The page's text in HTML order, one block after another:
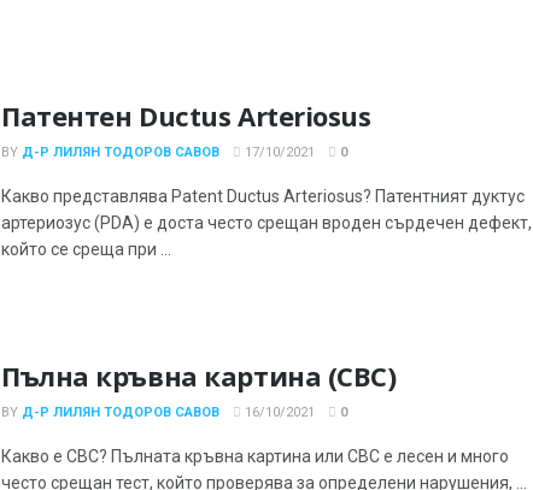
Патентен Ductus Arteriosus
BY Д-Р ЛИЛЯН ТОДОРОВ САВОВ 17/10/2021 0
Какво представлява Patent Ductus Arteriosus? Патентният дуктус
артериозус (PDA) е доста често срещан вроден сърдечен дефект,
който се среща при ...
Пълна кръвна картина (CBC)
BY Д-Р ЛИЛЯН ТОДОРОВ САВОВ 16/10/2021 0
Какво е CBC? Пълната кръвна картина или CBC е лесен и много
често срещан тест, който проверява за определени нарушения, ...